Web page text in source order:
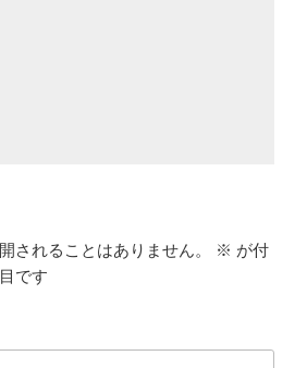
されることはありません。 ※ が付
です